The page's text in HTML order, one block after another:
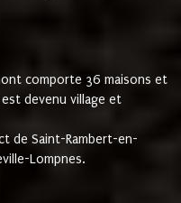
comporte 36 maisons et
devenu village et
de Saint-Rambert-en-
Lompnes.